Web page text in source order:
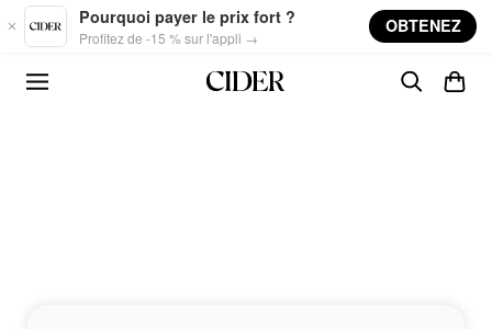
Skip to main content
Pourquoi payer le prix fort ?
Profitez de -15 % sur l'appli →
OBTENEZ